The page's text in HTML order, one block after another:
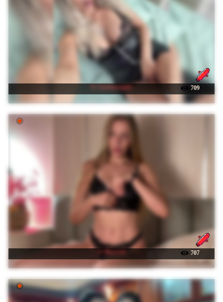
☉ -Lovensesgirl- 709
☉ MaryGii 707